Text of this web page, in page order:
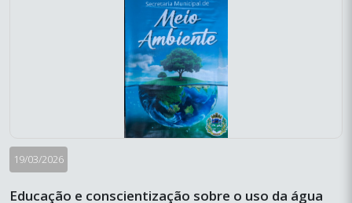
19/03/2026
Educação e conscientização sobre o uso da água